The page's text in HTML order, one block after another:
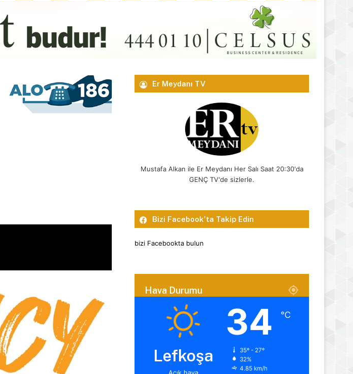
Er Meydanı TV
Mustafa Alkan ile Er Meydanı Her Salı Saat 20:30'da
GENÇ TV'de sizlerle.
Bizi Facebook’ta Takip Edin
bizi Facebookta bulun
Hava Durumu
Lefkoşa
34 ℃
35º - 27º
32%
4.85 km/h